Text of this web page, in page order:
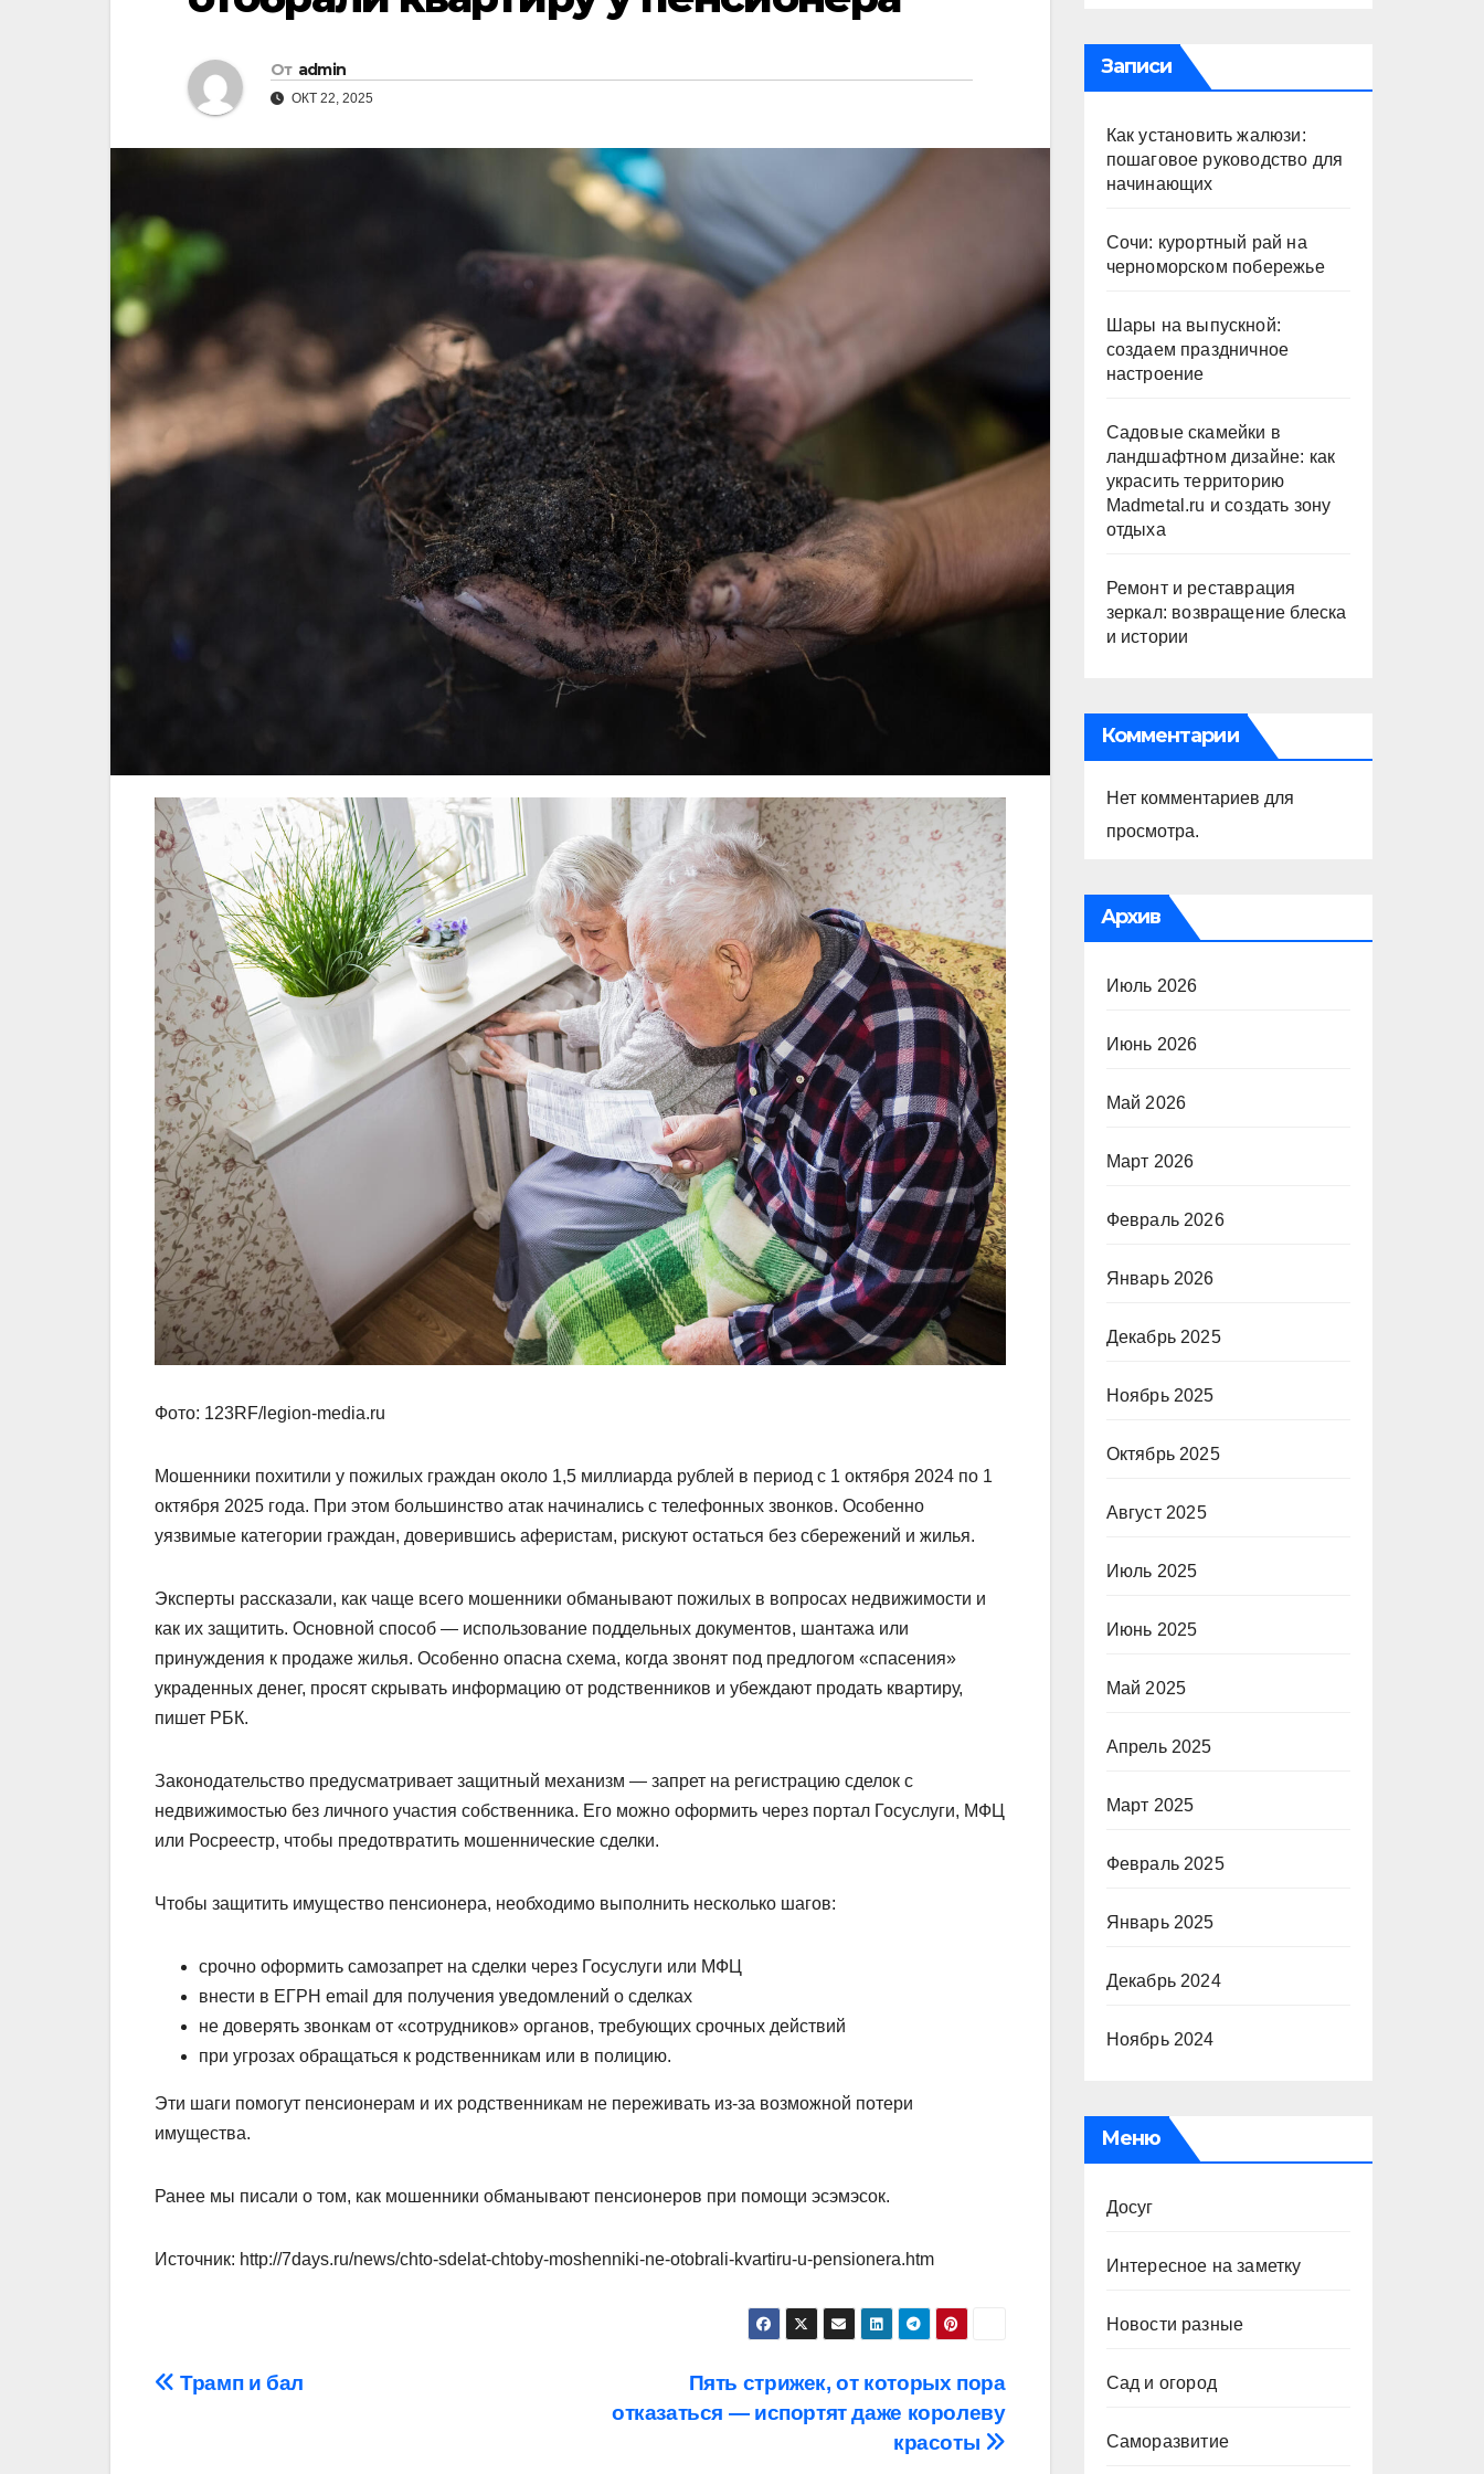
От admin
ОКТ 22, 2025
Фото: 123RF/legion-media.ru
Мошенники похитили у пожилых граждан около 1,5 миллиарда рублей в период с 1 октября 2024 по 1
октября 2025 года. При этом большинство атак начинались с телефонных звонков. Особенно
уязвимые категории граждан, доверившись аферистам, рискуют остаться без сбережений и жилья.
Эксперты рассказали, как чаще всего мошенники обманывают пожилых в вопросах недвижимости и
как их защитить. Основной способ — использование поддельных документов, шантажа или
принуждения к продаже жилья. Особенно опасна схема, когда звонят под предлогом «спасения»
украденных денег, просят скрывать информацию от родственников и убеждают продать квартиру,
пишет РБК.
Законодательство предусматривает защитный механизм — запрет на регистрацию сделок с
недвижимостью без личного участия собственника. Его можно оформить через портал Госуслуги, МФЦ
или Росреестр, чтобы предотвратить мошеннические сделки.
Чтобы защитить имущество пенсионера, необходимо выполнить несколько шагов:
срочно оформить самозапрет на сделки через Госуслуги или МФЦ
внести в ЕГРН email для получения уведомлений о сделках
не доверять звонкам от «сотрудников» органов, требующих срочных действий
при угрозах обращаться к родственникам или в полицию.
Эти шаги помогут пенсионерам и их родственникам не переживать из-за возможной потери
имущества.
Ранее мы писали о том, как мошенники обманывают пенсионеров при помощи эсэмэсок.
Источник: http://7days.ru/news/chto-sdelat-chtoby-moshenniki-ne-otobrali-kvartiru-u-pensionera.htm
Навигация
Пять стрижек, от которых пора
отказаться — испортят даже королеву
красоты
Трамп и бал
Записи
Как установить жалюзи:
пошаговое руководство для
начинающих
Сочи: курортный рай на
черноморском побережье
Шары на выпускной:
создаем праздничное
настроение
Садовые скамейки в
ландшафтном дизайне: как
украсить территорию
Madmetal.ru и создать зону
отдыха
Ремонт и реставрация
зеркал: возвращение блеска
и истории
Комментарии
Нет комментариев для
просмотра.
Архив
Июль 2026
Июнь 2026
Май 2026
Март 2026
Февраль 2026
Январь 2026
Декабрь 2025
Ноябрь 2025
Октябрь 2025
Август 2025
Июль 2025
Июнь 2025
Май 2025
Апрель 2025
Март 2025
Февраль 2025
Январь 2025
Декабрь 2024
Ноябрь 2024
Меню
Досуг
Интересное на заметку
Новости разные
Сад и огород
Саморазвитие